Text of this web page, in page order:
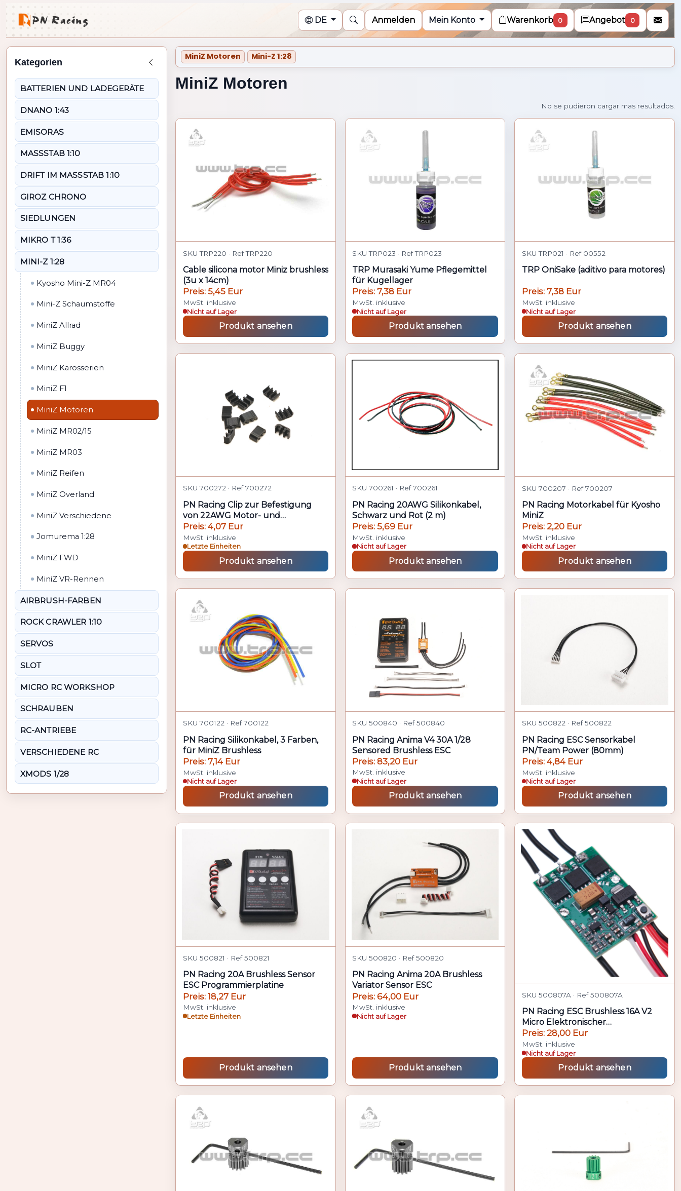
DE Anmelden Mein Konto Warenkorb 0 Angebot 0
Kategorien
Zurück zu Mini-Z 1:28
BATTERIEN UND LADEGERÄTE
DNANO 1:43
EMISORAS
MASSSTAB 1:10
DRIFT IM MASSSTAB 1:10
GIROZ CHRONO
SIEDLUNGEN
MIKRO T 1:36
MINI-Z 1:28
Kyosho Mini-Z MR04
Mini-Z Schaumstoffe
MiniZ Allrad
MiniZ Buggy
MiniZ Karosserien
MiniZ F1
MiniZ Motoren
MiniZ MR02/15
MiniZ MR03
MiniZ Reifen
MiniZ Overland
MiniZ Verschiedene
Jomurema 1:28
MiniZ FWD
MiniZ VR-Rennen
AIRBRUSH-FARBEN
ROCK CRAWLER 1:10
SERVOS
SLOT
MICRO RC WORKSHOP
SCHRAUBEN
RC-ANTRIEBE
VERSCHIEDENE RC
XMODS 1/28
MiniZ Motoren Mini-Z 1:28
MiniZ Motoren
Cargando mas resultados...
SKU TRP220 · Ref TRP220
Cable silicona motor Miniz brushless
(3u x 14cm)
Preis: 5,45 Eur
MwSt. inklusive
Nicht auf Lager
Produkt ansehen
SKU TRP023 · Ref TRP023
TRP Murasaki Yume Pflegemittel
für Kugellager
Preis: 7,38 Eur
MwSt. inklusive
Nicht auf Lager
Produkt ansehen
SKU TRP021 · Ref 00552
TRP OniSake (aditivo para motores)
Preis: 7,38 Eur
MwSt. inklusive
Nicht auf Lager
Produkt ansehen
SKU 700272 · Ref 700272
PN Racing Clip zur Befestigung
von 22AWG Motor- und
Sensorkabeln (10 S
Preis: 4,07 Eur
MwSt. inklusive
Letzte Einheiten
Produkt ansehen
SKU 700261 · Ref 700261
PN Racing 20AWG Silikonkabel,
Schwarz und Rot (2 m)
Preis: 5,69 Eur
MwSt. inklusive
Nicht auf Lager
Produkt ansehen
SKU 700207 · Ref 700207
PN Racing Motorkabel für Kyosho
MiniZ
Preis: 2,20 Eur
MwSt. inklusive
Nicht auf Lager
Produkt ansehen
SKU 700122 · Ref 700122
PN Racing Silikonkabel, 3 Farben,
für MiniZ Brushless
Preis: 7,14 Eur
MwSt. inklusive
Nicht auf Lager
Produkt ansehen
SKU 500840 · Ref 500840
PN Racing Anima V4 30A 1/28
Sensored Brushless ESC
Preis: 83,20 Eur
MwSt. inklusive
Nicht auf Lager
Produkt ansehen
SKU 500822 · Ref 500822
PN Racing ESC Sensorkabel
PN/Team Power (80mm)
Preis: 4,84 Eur
MwSt. inklusive
Nicht auf Lager
Produkt ansehen
SKU 500821 · Ref 500821
PN Racing 20A Brushless Sensor
ESC Programmierplatine
Preis: 18,27 Eur
MwSt. inklusive
Letzte Einheiten
Produkt ansehen
SKU 500820 · Ref 500820
PN Racing Anima 20A Brushless
Variator Sensor ESC
Preis: 64,00 Eur
MwSt. inklusive
Nicht auf Lager
Produkt ansehen
SKU 500807A · Ref 500807A
PN Racing ESC Brushless 16A V2
Micro Elektronischer
Drehzahlregler.
Preis: 28,00 Eur
MwSt. inklusive
Nicht auf Lager
Produkt ansehen